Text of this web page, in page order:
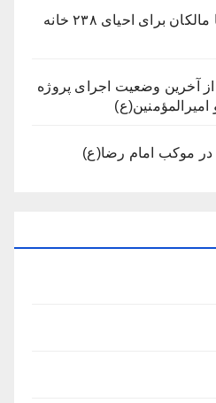
مذاکره شهرداری مشهد با مالکان برای احیای ۲۳۸ خانه
آخرین وضعیت اجرای پروژه